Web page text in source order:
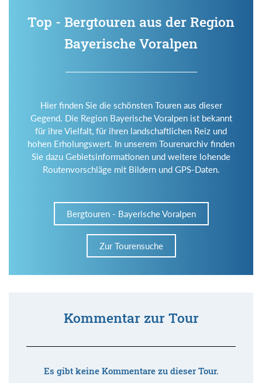
Top - Bergtouren aus der Region
Bayerische Voralpen
Hier finden Sie die schönsten Touren aus dieser
Gegend. Die Region Bayerische Voralpen ist bekannt
für ihre Vielfalt, für ihren landschaftlichen Reiz und
hohen Erholungswert. In unserem Tourenarchiv finden
Sie dazu Gebietsinformationen und weitere lohende
Routenvorschläge mit Bildern und GPS-Daten.
Bergtouren - Bayerische Voralpen
Zur Tourensuche
Kommentar zur Tour
Es gibt keine Kommentare zu dieser Tour.